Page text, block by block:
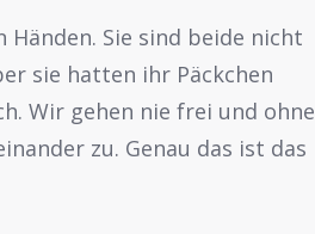
Händen. Sie sind beide nicht
sie hatten ihr Päckchen
Wir gehen nie frei und ohne
zu. Genau das ist das